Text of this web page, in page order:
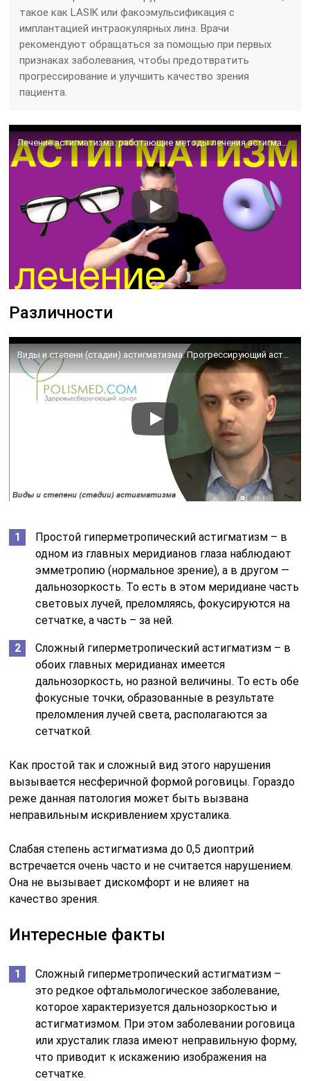
такое как LASIK или факоэмульсификация с
имплантацией интраокулярных линз. Врачи
рекомендуют обращаться за помощью при первых
признаках заболевания, чтобы предотвратить
прогрессирование и улучшить качество зрения
пациента.
Лечение астигматизма: работающие методы лечения астигматизма.
Различности
Простой гиперметропический астигматизм – в
одном из главных меридианов глаза наблюдают
эмметропию (нормальное зрение), а в другом —
дальнозоркость. То есть в этом меридиане часть
световых лучей, преломляясь, фокусируются на
сетчатке, а часть – за ней.
Сложный гиперметропический астигматизм – в
обоих главных меридианах имеется
дальнозоркость, но разной величины. То есть обе
фокусные точки, образованные в результате
преломления лучей света, располагаются за
сетчаткой.
Как простой так и сложный вид этого нарушения
вызывается несферичной формой роговицы. Гораздо
реже данная патология может быть вызвана
неправильным искривлением хрусталика.
Слабая степень астигматизма до 0,5 диоптрий
встречается очень часто и не считается нарушением.
Она не вызывает дискомфорт и не влияет на
качество зрения.
Интересные факты
Сложный гиперметропический астигматизм –
это редкое офтальмологическое заболевание,
которое характеризуется дальнозоркостью и
астигматизмом. При этом заболевании роговица
или хрусталик глаза имеют неправильную форму,
что приводит к искажению изображения на
сетчатке.